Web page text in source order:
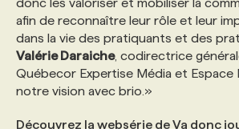
donc les valoriser et mobiliser la
afin de reconnaître leur rôle et leur
dans la vie des pratiquants et des
Valérie Daraiche, codirectrice
Québecor Expertise Média et
notre vision avec brio.»
Découvrez la websérie de Va donc